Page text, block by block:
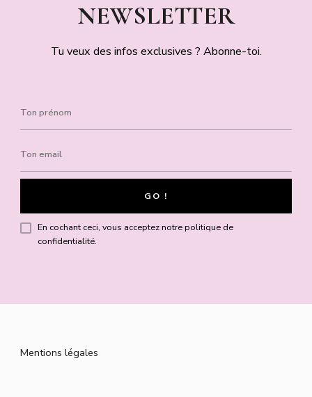
NEWSLETTER
Tu veux des infos exclusives ? Abonne-toi.
En cochant ceci, vous acceptez notre politique de
confidentialité.
Mentions légales